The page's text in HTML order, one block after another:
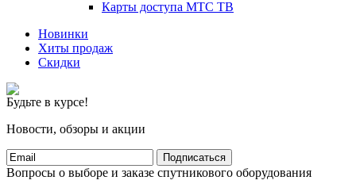
Карты доступа МТС ТВ
Новинки
Хиты продаж
Скидки
Будьте в курсе!
Новости, обзоры и акции
Подписаться
Вопросы о выборе и заказе спутникового оборудования